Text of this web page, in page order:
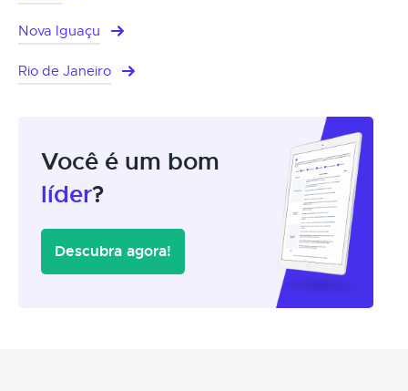
Nova Iguaçu
Rio de Janeiro
Você é um bom
líder?
Descubra agora!